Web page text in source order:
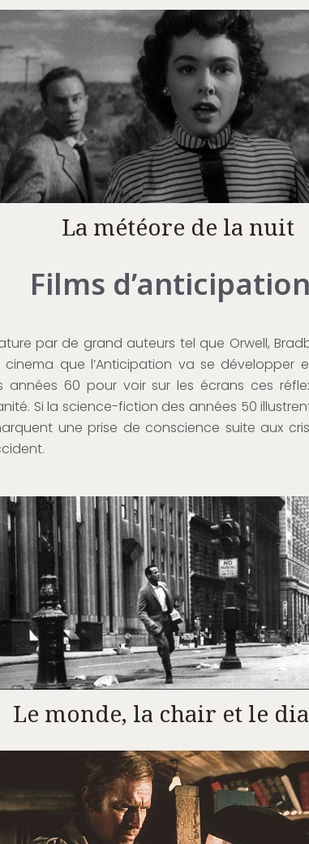
La météore de la nuit
Films d’anticipation
par de grand auteurs tel que Orwell,
cinema que l’Anticipation va se
60 pour voir sur les écrans ces
Si la science-fiction des années 50
une prise de conscience suite aux
Le monde, la chair et le